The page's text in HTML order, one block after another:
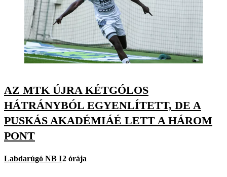
AZ MTK ÚJRA KÉTGÓLOS
HÁTRÁNYBÓL EGYENLÍTETT, DE A
PUSKÁS AKADÉMIÁÉ LETT A HÁROM
PONT
Labdarúgó NB I2 órája